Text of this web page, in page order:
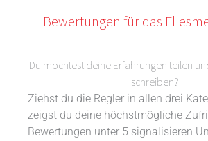
Bewertungen für das
Du möchtest deine Erfahrungen teilen
schreiben?
Ziehst du die Regler in allen drei
zeigst du deine höchstmögliche
Bewertungen unter 5 signalisieren